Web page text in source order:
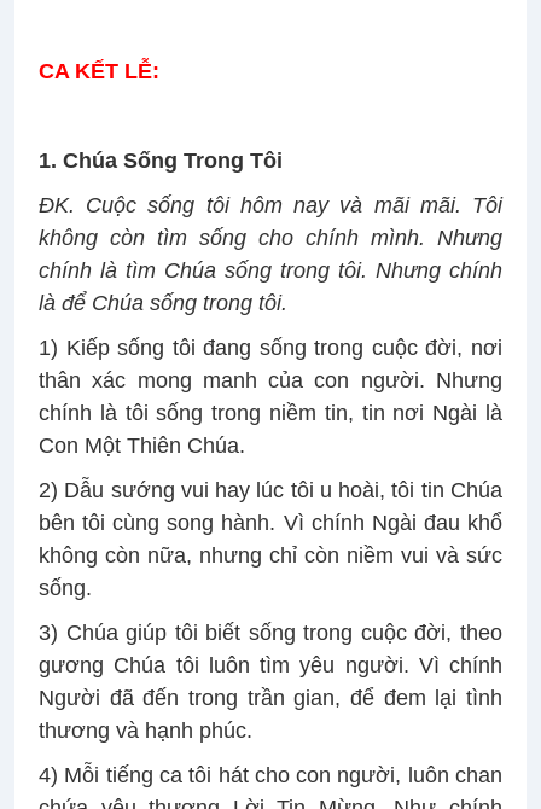
CA KẾT LỄ:
1. Chúa Sống Trong Tôi
ĐK. Cuộc sống tôi hôm nay và mãi mãi. Tôi
không còn tìm sống cho chính mình. Nhưng
chính là tìm Chúa sống trong tôi. Nhưng chính
là để Chúa sống trong tôi.
1) Kiếp sống tôi đang sống trong cuộc đời, nơi
thân xác mong manh của con người. Nhưng
chính là tôi sống trong niềm tin, tin nơi Ngài là
Con Một Thiên Chúa.
2) Dẫu sướng vui hay lúc tôi u hoài, tôi tin Chúa
bên tôi cùng song hành. Vì chính Ngài đau khổ
không còn nữa, nhưng chỉ còn niềm vui và sức
sống.
3) Chúa giúp tôi biết sống trong cuộc đời, theo
gương Chúa tôi luôn tìm yêu người. Vì chính
Người đã đến trong trần gian, để đem lại tình
thương và hạnh phúc.
4) Mỗi tiếng ca tôi hát cho con người, luôn chan